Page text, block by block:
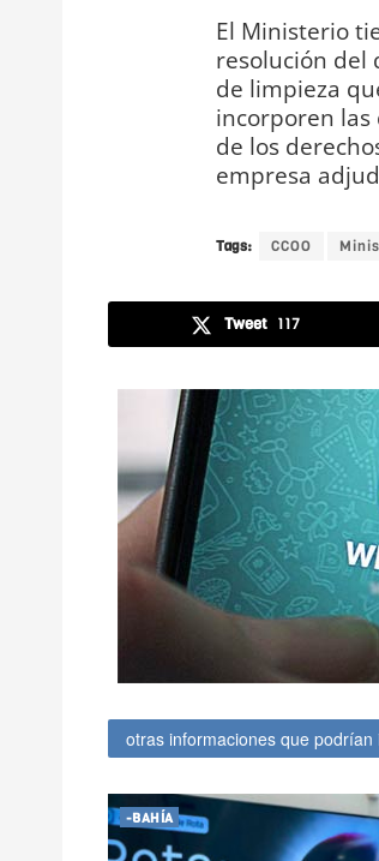
El Ministerio
resolución del
de limpieza
incorporen las
de los
empresa
Tags: CCOO
Tweet 117
otras informaciones que podrían
-BAHÍA